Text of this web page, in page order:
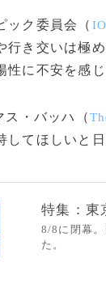
ク委員会（
行き交いは極
性に不安を感じ
・バッハ（
してほしいと
特集：東
8/8に閉幕
た。